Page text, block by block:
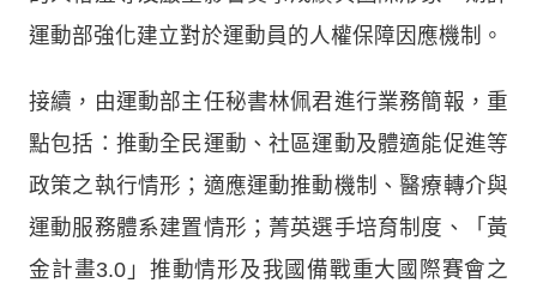
運動部強化建立對於運動員的人權保障因應機制。
接續，由運動部主任秘書林佩君進行業務簡報，重
點包括：推動全民運動、社區運動及體適能促進等
政策之執行情形；適應運動推動機制、醫療轉介與
運動服務體系建置情形；菁英選手培育制度、「黃
金計畫3.0」推動情形及我國備戰重大國際賽會之